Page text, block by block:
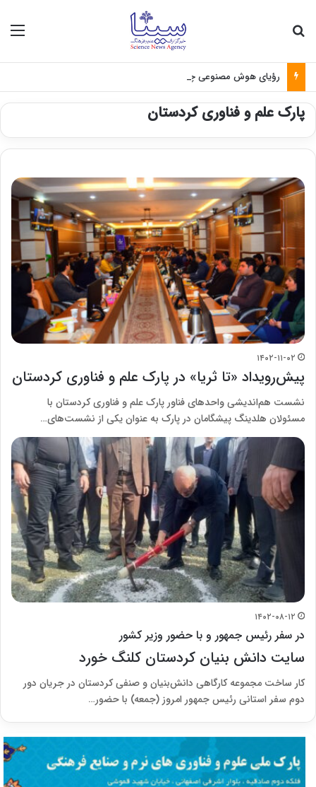
رؤیای هوش مصنوعی چه زمانی واقعی می‌شود؟
پارک علم و فناوری کردستان
۱۴۰۲-۱۱-۰۲
پیش‌رویداد «تا ثریا» در پارک علم و فناوری کردستان
نشست هم‌اندیشی واحدهای فناور پارک علم و فناوری کردستان با
مسئولان هلدینگ پیشگامان در پارک به عنوان یکی از نشست‌های…
۱۴۰۲-۰۸-۱۲
در سفر رئیس جمهور و با حضور وزیر کشور
سایت دانش بنیان کردستان کلنگ خورد
کار ساخت مجموعه کارگاهی دانش‌بنیان و صنفی کردستان در جریان دور
دوم سفر استانی رئیس جمهور امروز (جمعه) با حضور…